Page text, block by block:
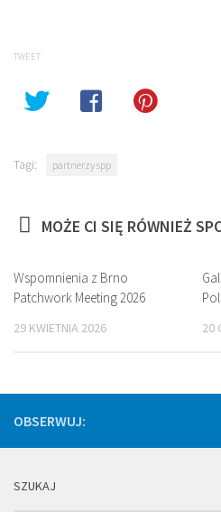
TWEET
Tagi: partnerzy spp
MOŻE CI SIĘ RÓWNIEŻ
Wspomnienia z Brno
Patchwork Meeting 2026
29 KWIETNIA 2026 20
OBSERWUJ:
SZUKAJ